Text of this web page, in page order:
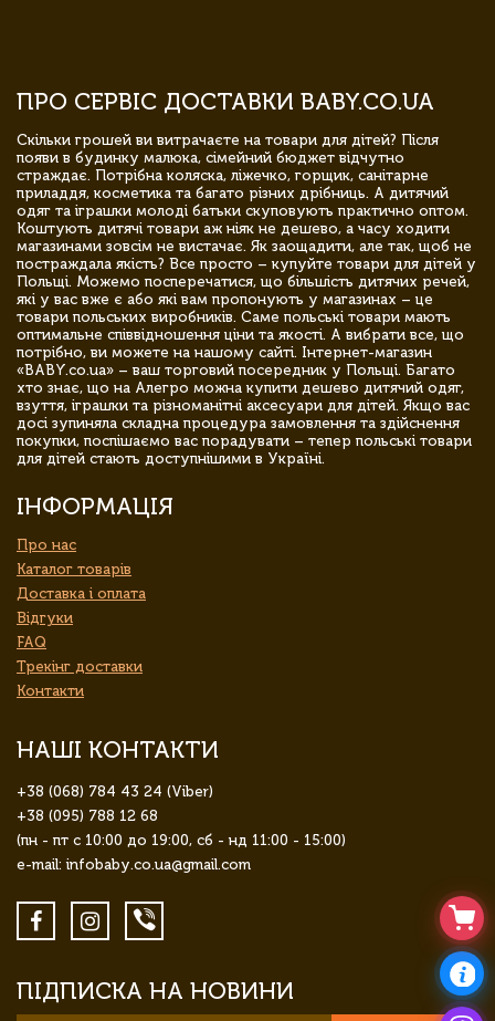
ПРО СЕРВІС ДОСТАВКИ BABY.CO.UA
Скільки грошей ви витрачаєте на товари для дітей? Після
появи в будинку малюка, сімейний бюджет відчутно
страждає. Потрібна коляска, ліжечко, горщик, санітарне
приладдя, косметика та багато різних дрібниць. А дитячий
одяг та іграшки молоді батьки скуповують практично оптом.
Коштують дитячі товари аж ніяк не дешево, а часу ходити
магазинами зовсім не вистачає. Як заощадити, але так, щоб не
постраждала якість? Все просто – купуйте товари для дітей у
Польщі. Можемо посперечатися, що більшість дитячих речей,
які у вас вже є або які вам пропонують у магазинах – це
товари польських виробників. Саме польські товари мають
оптимальне співвідношення ціни та якості. А вибрати все, що
потрібно, ви можете на нашому сайті. Інтернет-магазин
«BABY.co.ua» – ваш торговий посередник у Польщі. Багато
хто знає, що на Алегро можна купити дешево дитячий одяг,
взуття, іграшки та різноманітні аксесуари для дітей. Якщо вас
досі зупиняла складна процедура замовлення та здійснення
покупки, поспішаємо вас порадувати – тепер польські товари
для дітей стають доступнішими в Україні.
ІНФОРМАЦІЯ
Про нас
Каталог товарів
Доставка і оплата
Відгуки
FAQ
Трекінг доставки
Контакти
НАШІ КОНТАКТИ
+38 (068) 784 43 24 (Viber)
+38 (095) 788 12 68
(пн - пт с 10:00 до 19:00, сб - нд 11:00 - 15:00)
e-mail: infobaby.co.ua@gmail.com
ПІДПИСКА НА НОВИНИ